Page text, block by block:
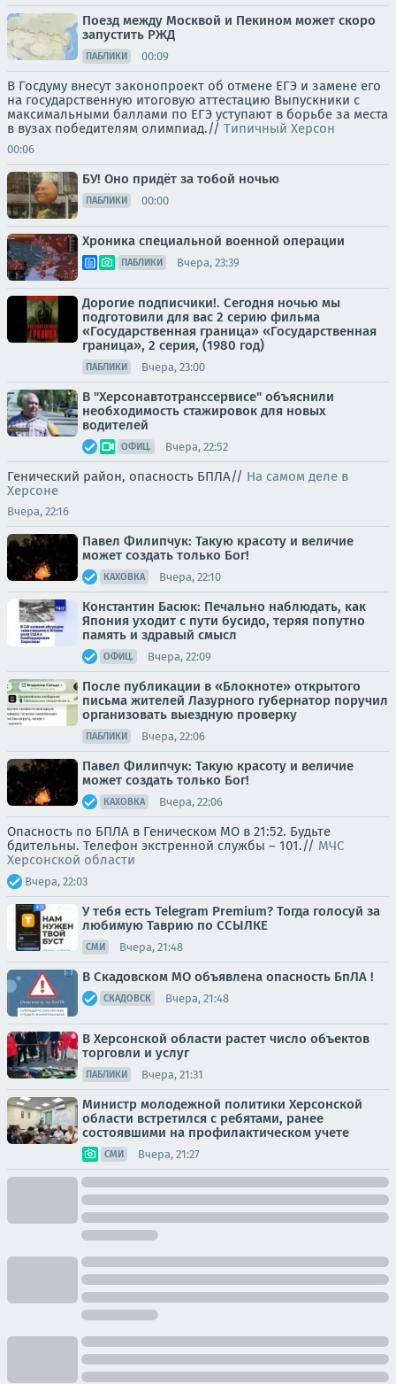
Поезд между Москвой и Пекином может скоро
запустить РЖД
ПАБЛИКИ 00:09
В Госдуму внесут законопроект об отмене ЕГЭ и замене его
на государственную итоговую аттестацию Выпускники с
максимальными баллами по ЕГЭ уступают в борьбе за места
в вузах победителям олимпиад.// Типичный Херсон
00:06
БУ! Оно придёт за тобой ночью
ПАБЛИКИ 00:00
Хроника специальной военной операции
ПАБЛИКИ Вчера, 23:39
Дорогие подписчики!. Сегодня ночью мы
подготовили для вас 2 серию фильма
«Государственная граница» «Государственная
граница», 2 серия, (1980 год)
ПАБЛИКИ Вчера, 23:00
В "Херсонавтотранссервисе" объяснили
необходимость стажировок для новых
водителей
ОФИЦ. Вчера, 22:52
Генический район, опасность БПЛА// На самом деле в
Херсоне
Вчера, 22:16
Павел Филипчук: Такую красоту и величие
может создать только Бог!
КАХОВКА Вчера, 22:10
Константин Басюк: Печально наблюдать, как
Япония уходит с пути бусидо, теряя попутно
память и здравый смысл
ОФИЦ. Вчера, 22:09
После публикации в «Блокноте» открытого
письма жителей Лазурного губернатор поручил
организовать выездную проверку
ПАБЛИКИ Вчера, 22:06
Павел Филипчук: Такую красоту и величие
может создать только Бог!
КАХОВКА Вчера, 22:06
Опасность по БПЛА в Геническом МО в 21:52. Будьте
бдительны. Телефон экстренной службы – 101.// МЧС
Херсонской области
Вчера, 22:03
У тебя есть Telegram Premium? Тогда голосуй за
любимую Таврию по ССЫЛКЕ
СМИ Вчера, 21:48
В Скадовском МО объявлена опасность БпЛА !
СКАДОВСК Вчера, 21:48
В Херсонской области растет число объектов
торговли и услуг
ПАБЛИКИ Вчера, 21:31
Министр молодежной политики Херсонской
области встретился с ребятами, ранее
состоявшими на профилактическом учете
СМИ Вчера, 21:27